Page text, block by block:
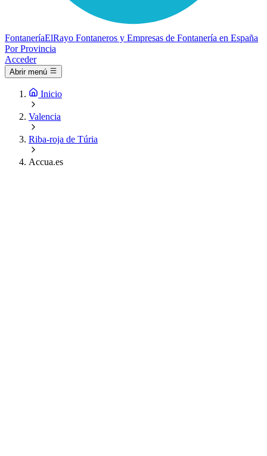
FontaneríaElRayo Fontaneros y Empresas de Fontanería en España
Por Provincia
Acceder
Abrir menú
Inicio
Valencia
Riba-roja de Túria
Accua.es